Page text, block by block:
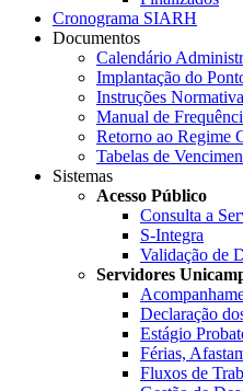
Cronograma SIARH
Documentos
Calendário
Implantação do
Instruções
Manual de
Retorno ao Regime
Tabelas de
Sistemas
Acesso Público
Consulta a
S-Integra
Validação de
Servidores
Declaração
Estágio
Férias,
Fluxos de